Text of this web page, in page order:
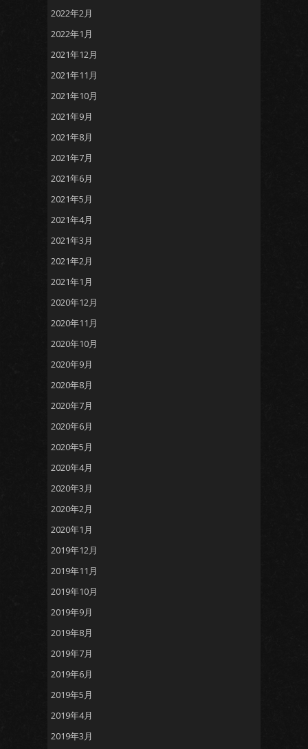
2022年2月
2022年1月
2021年12月
2021年11月
2021年10月
2021年9月
2021年8月
2021年7月
2021年6月
2021年5月
2021年4月
2021年3月
2021年2月
2021年1月
2020年12月
2020年11月
2020年10月
2020年9月
2020年8月
2020年7月
2020年6月
2020年5月
2020年4月
2020年3月
2020年2月
2020年1月
2019年12月
2019年11月
2019年10月
2019年9月
2019年8月
2019年7月
2019年6月
2019年5月
2019年4月
2019年3月